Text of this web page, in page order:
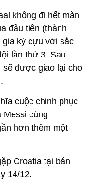
không đi hết màn
đầu tiên (thành
gia kỳ cựu với sắc
lần thứ 3. Sau
sẽ được giao lại cho
cuộc chinh phục
Messi cùng
hơn thêm một
Croatia tại bán
14/12.